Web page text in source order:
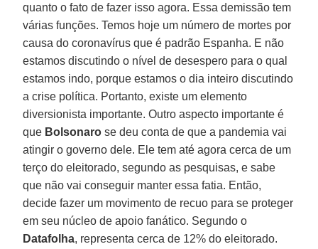
quanto o fato de fazer isso agora. Essa demissão tem
várias funções. Temos hoje um número de mortes por
causa do coronavírus que é padrão Espanha. E não
estamos discutindo o nível de desespero para o qual
estamos indo, porque estamos o dia inteiro discutindo
a crise política. Portanto, existe um elemento
diversionista importante. Outro aspecto importante é
que Bolsonaro se deu conta de que a pandemia vai
atingir o governo dele. Ele tem até agora cerca de um
terço do eleitorado, segundo as pesquisas, e sabe
que não vai conseguir manter essa fatia. Então,
decide fazer um movimento de recuo para se proteger
em seu núcleo de apoio fanático. Segundo o
Datafolha, representa cerca de 12% do eleitorado.